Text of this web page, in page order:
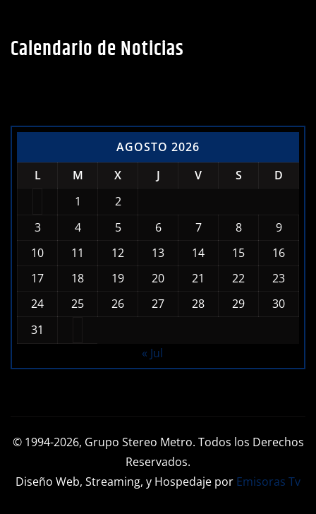
Calendario de Noticias
AGOSTO 2026
L
M X J V S
D
1
2
3
4 5 6 7 8
9
10
11 12 13 14 15
16
17
18 19 20 21 22
23
24
25 26 27 28 29
30
31
« Jul
© 1994-2026, Grupo Stereo Metro. Todos los Derechos
Reservados.
Diseño Web, Streaming, y Hospedaje por Emisoras Tv